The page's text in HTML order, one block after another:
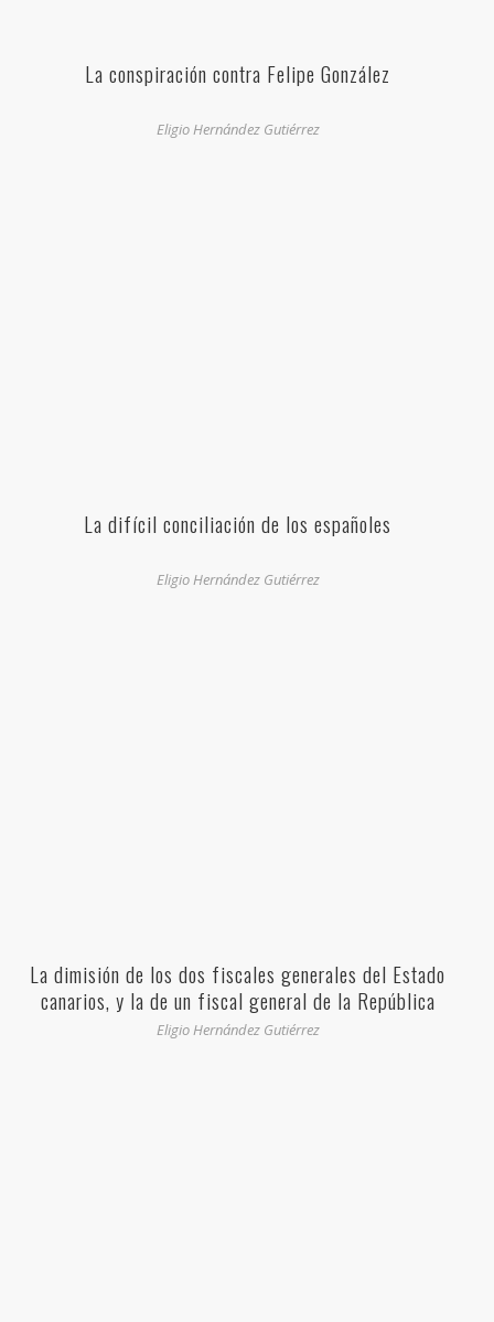
La conspiración contra Felipe González
Eligio Hernández Gutiérrez
La difícil conciliación de los españoles
Eligio Hernández Gutiérrez
La dimisión de los dos fiscales generales del Estado
canarios, y la de un fiscal general de la República
asesinado
Eligio Hernández Gutiérrez